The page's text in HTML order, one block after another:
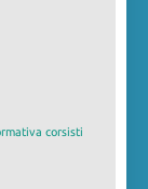
corsisti